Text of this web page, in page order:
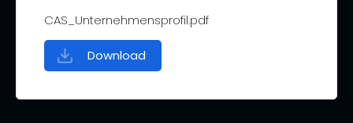
CAS_Unternehmensprofil.pdf
Download